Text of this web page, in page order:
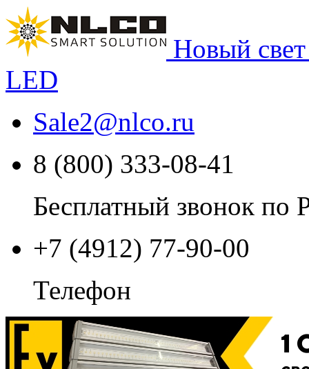
Новый
LED
Sale2@nlco.ru
8 (800) 333-08-41
Бесплатный звонок по
+7 (4912) 77-90-00
Телефон